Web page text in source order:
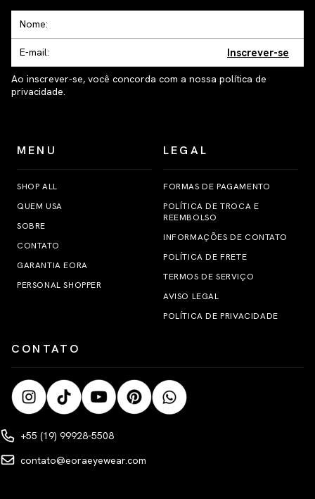
Inscrever-se
Ao inscrever-se, você concorda com a nossa política de
privacidade.
MENU
SHOP ALL
QUEM USA
SOBRE
CONTATO
GARANTIA EORA
PERSONAL SHOPPER
LEGAL
FORMAS DE PAGAMENTO
POLÍTICA DE TROCA E
REEMBOLSO
INFORMAÇÕES DE CONTATO
POLÍTICA DE FRETE
TERMOS DE SERVIÇO
AVISO LEGAL
POLÍTICA DE PRIVACIDADE
CONTATO
+55 (19) 99928-5508
contato@eoraeyewear.com